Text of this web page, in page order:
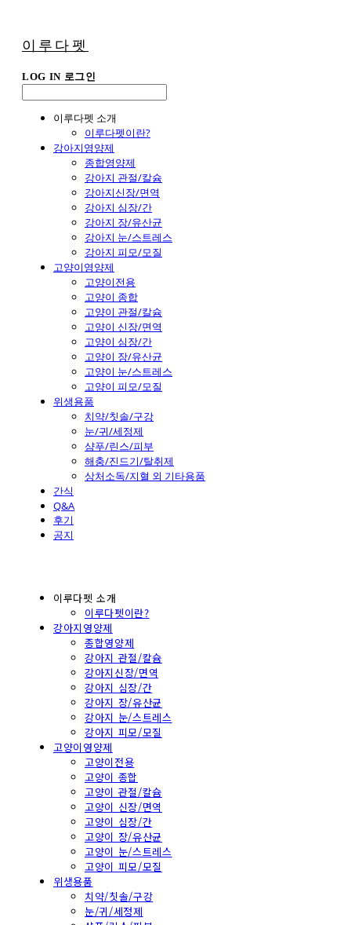
이루다펫
LOG IN 로그인
이루다펫 소개
이루다펫이란?
강아지영양제
종합영양제
강아지 관절/칼슘
강아지신장/면역
강아지 심장/간
강아지 장/유산균
강아지 눈/스트레스
강아지 피모/모질
고양이영양제
고양이전용
고양이 종합
고양이 관절/칼슘
고양이 신장/면역
고양이 심장/간
고양이 장/유산균
고양이 눈/스트레스
고양이 피모/모질
위생용품
치약/칫솔/구강
눈/귀/세정제
샴푸/린스/피부
해충/진드기/탈취제
상처소독/지혈 외 기타용품
간식
Q&A
후기
공지
이루다펫 소개
이루다펫이란?
강아지영양제
종합영양제
강아지 관절/칼슘
강아지신장/면역
강아지 심장/간
강아지 장/유산균
강아지 눈/스트레스
강아지 피모/모질
고양이영양제
고양이전용
고양이 종합
고양이 관절/칼슘
고양이 신장/면역
고양이 심장/간
고양이 장/유산균
고양이 눈/스트레스
고양이 피모/모질
위생용품
치약/칫솔/구강
눈/귀/세정제